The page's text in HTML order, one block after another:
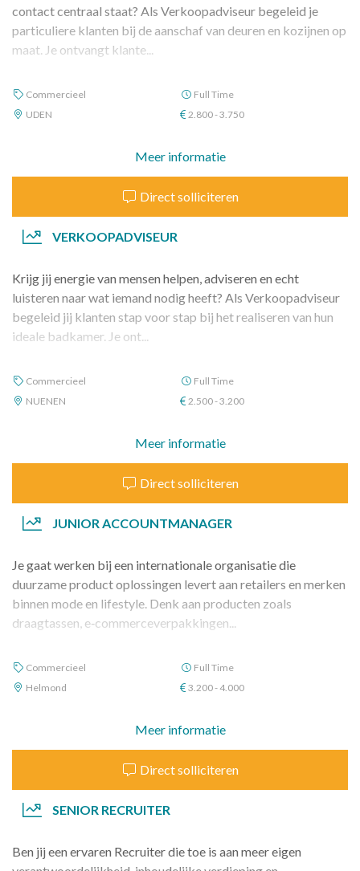
contact centraal staat? Als Verkoopadviseur begeleid je
particuliere klanten bij de aanschaf van deuren en kozijnen op
maat. Je ontvangt klante...
Commercieel
Full Time
UDEN
2.800 - 3.750
Meer informatie
Direct solliciteren
VERKOOPADVISEUR
Krijg jij energie van mensen helpen, adviseren en echt
luisteren naar wat iemand nodig heeft? Als Verkoopadviseur
begeleid jij klanten stap voor stap bij het realiseren van hun
ideale badkamer. Je ont...
Commercieel
Full Time
NUENEN
2.500 - 3.200
Meer informatie
Direct solliciteren
JUNIOR ACCOUNTMANAGER
Je gaat werken bij een internationale organisatie die
duurzame product oplossingen levert aan retailers en merken
binnen mode en lifestyle. Denk aan producten zoals
draagtassen, e‑commerceverpakkingen...
Commercieel
Full Time
Helmond
3.200 - 4.000
Meer informatie
Direct solliciteren
SENIOR RECRUITER
Ben jij een ervaren Recruiter die toe is aan meer eigen